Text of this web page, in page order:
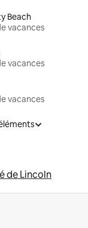
Beach
vacances
vacances
vacances
de Lincoln